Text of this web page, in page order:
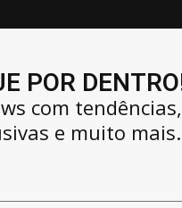
POR
com
e muito mais.